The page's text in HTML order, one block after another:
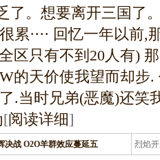
了。想要离开三国了
累···· 回忆一年以前
区只有不到20人有)
的天价使我望而却步
.当时兄弟(恶魔)还笑
[阅读详细]
决战 O2O羊群效应蔓延五 烈焰